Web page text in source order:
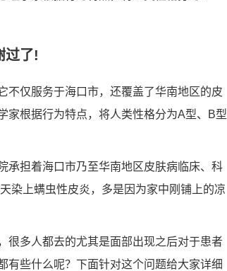
过了!
不仅服务于海口市，还覆盖了华南地区的皮
家根据行为特点，将人类性格分为A型、B型
承担着海口市乃至华南地区皮肤病临床、科
染上螨虫性皮炎，多是因为家中刚铺上的凉
很多人都去的尤其是面部出现之后对于患者
有些什么呢？下面针对这个问题给大家详细